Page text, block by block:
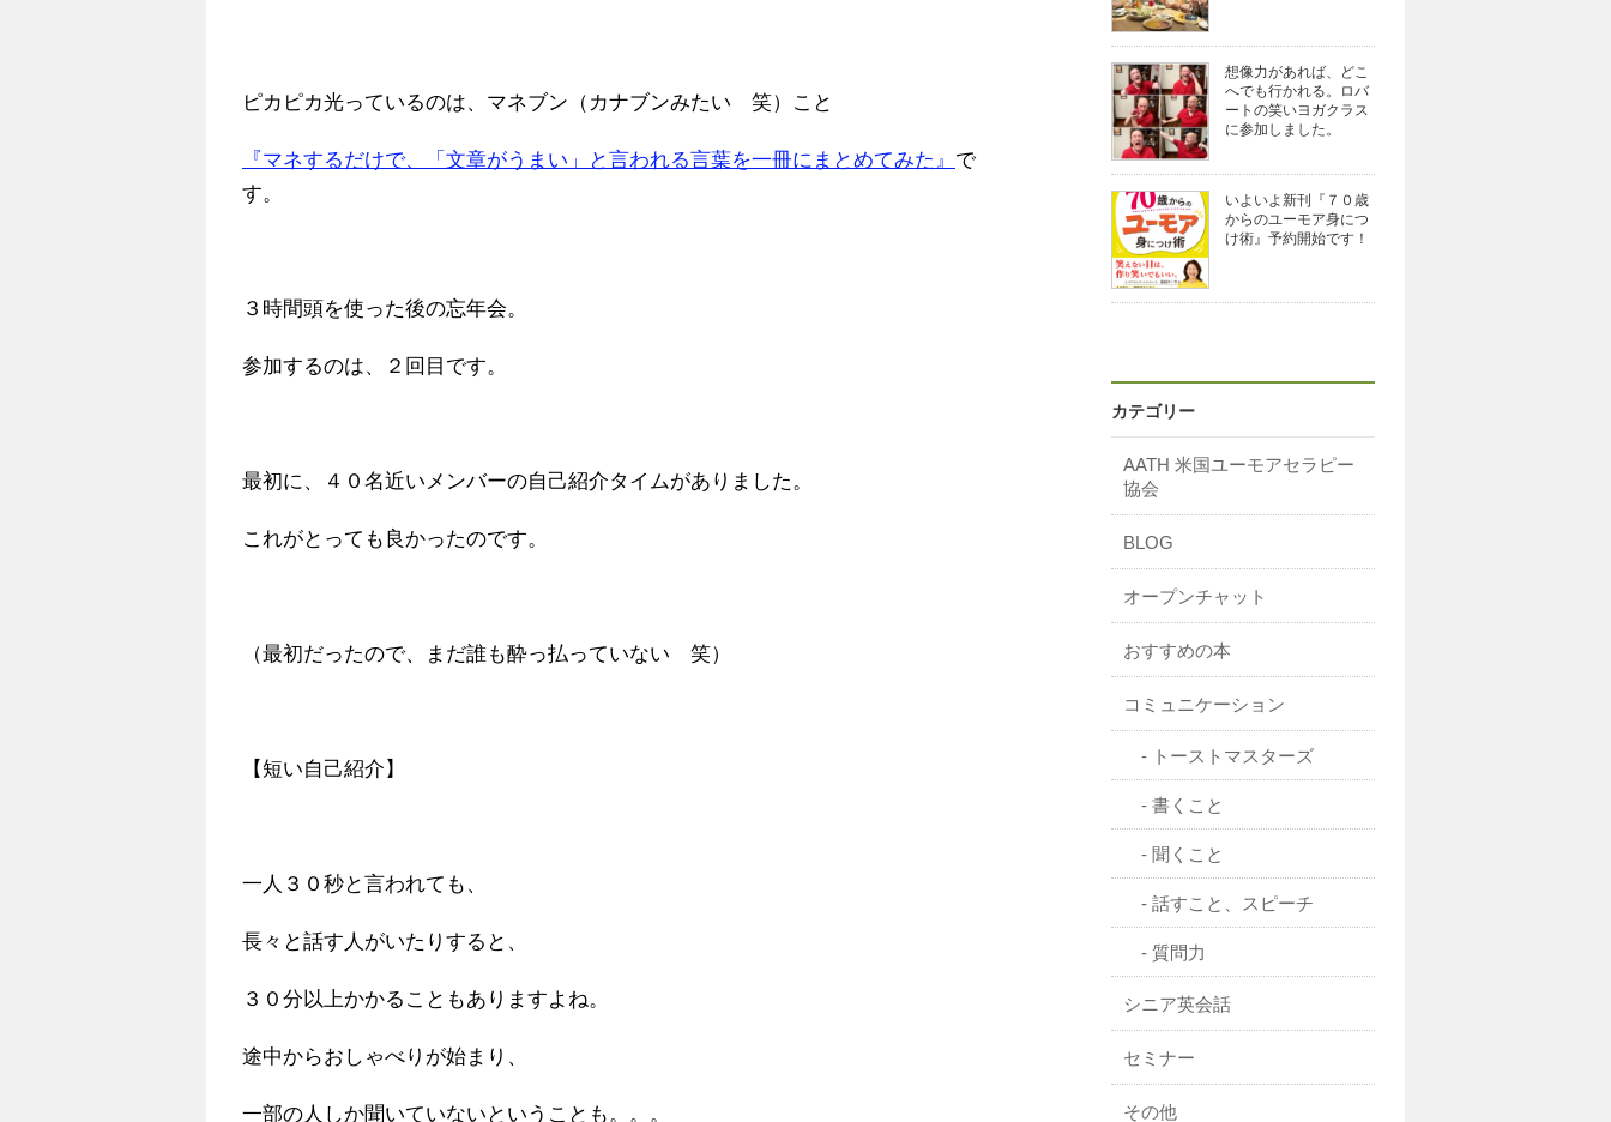
ピカピカ光っているのは、マネブン（カナブンみたい 笑）こと
『マネするだけで、「文章がうまい」と言われる言葉を一冊にまとめてみた』 で
す。
３時間頭を使った後の忘年会。
参加するのは、２回目です。
最初に、４０名近いメンバーの自己紹介タイムがありました。
これがとっても良かったのです。
（最初だったので、まだ誰も酔っ払っていない 笑）
【短い自己紹介】
一人３０秒と言われても、
長々と話す人がいたりすると、
３０分以上かかることもありますよね。
途中からおしゃべりが始まり、
一部の人しか聞いていないということも。。。
想像力があれば、どこ
へでも行かれる。ロバ
ートの笑いヨガクラス
に参加しました。
いよいよ新刊『７０歳
からのユーモア身につ
け術』予約開始です！
カテゴリー
AATH 米国ユーモアセラピー
協会
BLOG
オープンチャット
おすすめの本
コミュニケーション
トーストマスターズ
書くこと
聞くこと
話すこと、スピーチ
質問力
シニア英会話
セミナー
その他